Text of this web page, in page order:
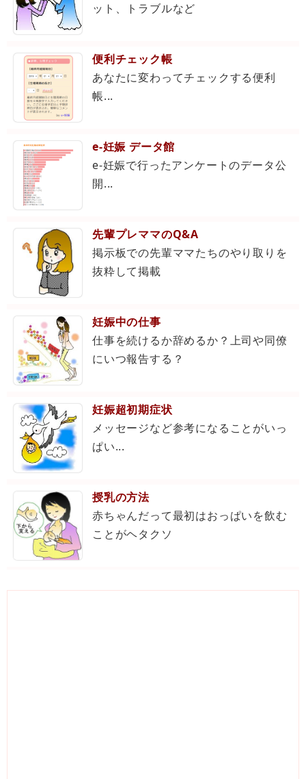
ット、トラブルなど
便利チェック帳
あなたに変わってチェックする便利
帳...
e-妊娠 データ館
e-妊娠で行ったアンケートのデータ公
開...
先輩プレママのQ&A
掲示板での先輩ママたちのやり取りを
抜粋して掲載
妊娠中の仕事
仕事を続けるか辞めるか？上司や同僚
にいつ報告する？
妊娠超初期症状
メッセージなど参考になることがいっ
ぱい...
授乳の方法
赤ちゃんだって最初はおっぱいを飲む
ことがヘタクソ